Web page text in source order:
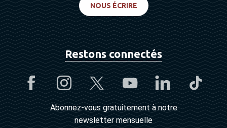
NOUS ÉCRIRE
Restons connectés
Abonnez-vous gratuitement à notre
newsletter mensuelle